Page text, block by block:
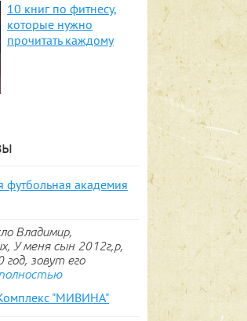
10 книг по фитнесу,
которые нужно
прочитать каждому
футбольная академия
Владимир,
У меня сын 2012г,р,
год, зовут его
"МИВИНА"